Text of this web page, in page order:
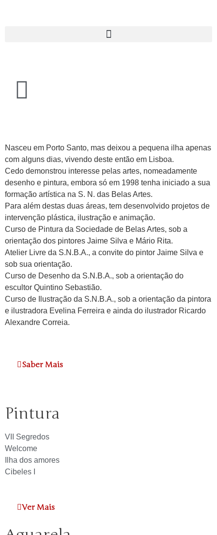
Nasceu em Porto Santo, mas deixou a pequena ilha apenas
com alguns dias, vivendo deste então em Lisboa.
Cedo demonstrou interesse pelas artes, nomeadamente
desenho e pintura, embora só em 1998 tenha iniciado a sua
formação artística na S. N. das Belas Artes.
Para além destas duas áreas, tem desenvolvido projetos de
intervenção plástica, ilustração e animação.
Curso de Pintura da Sociedade de Belas Artes, sob a
orientação dos pintores Jaime Silva e Mário Rita.
Atelier Livre da S.N.B.A., a convite do pintor Jaime Silva e
sob sua orientação.
Curso de Desenho da S.N.B.A., sob a orientação do
escultor Quintino Sebastião.
Curso de Ilustração da S.N.B.A., sob a orientação da pintora
e ilustradora Evelina Ferreira e ainda do ilustrador Ricardo
Alexandre Correia.
Saber Mais
Pintura
VII Segredos
Welcome
Ilha dos amores
Cibeles I
Ver Mais